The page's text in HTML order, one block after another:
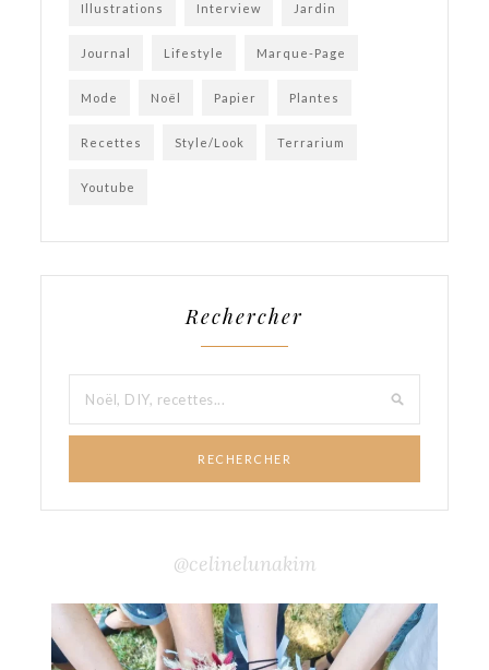
Illustrations Interview Jardin
Journal Lifestyle Marque-Page
Mode Noël Papier Plantes
Recettes Style/Look Terrarium
Youtube
Rechercher
RECHERCHER
@celinelunakim